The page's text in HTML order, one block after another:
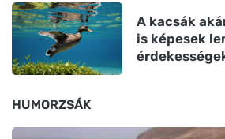
A kacsák
is képesek
HUMORZSÁK